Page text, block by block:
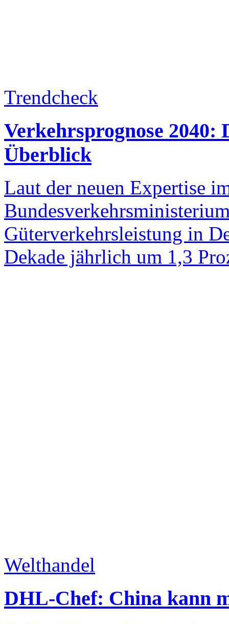
Trendcheck
Verkehrsprognose 2040:
Überblick
Laut der neuen Expertise
Güterverkehrsleistung in
Dekade jährlich um 1,3
Welthandel
DHL-Chef: China kann